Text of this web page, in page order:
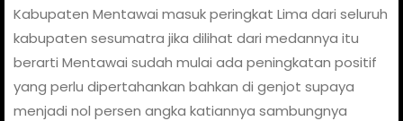
Kabupaten Mentawai masuk peringkat Lima dari seluruh
kabupaten sesumatra jika dilihat dari medannya itu
berarti Mentawai sudah mulai ada peningkatan positif
yang perlu dipertahankan bahkan di genjot supaya
menjadi nol persen angka katiannya sambungnya